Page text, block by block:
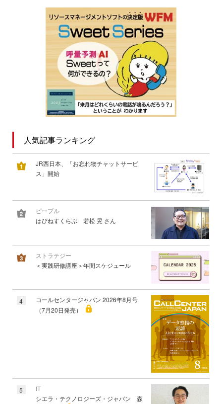
人気記事ランキング
JR西日本、「お忘れ物チャットサービ
ス」開始
ピープル
はぴねすくらぶ 若松 晃 さん
ストラテジー
＜実践研修講座＞年間スケジュール
4
コールセンタージャパン 2026年8月号
（7月20日発売）
5
IT
シエラ・テクノロジーズ・ジャパン 森